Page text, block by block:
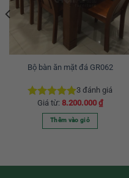
Bộ bàn ăn mặt đá GR062
Được xếp
hạng5.00
3 đánh giá
Giá từ: 8.200.000 ₫
Thêm vào giỏ